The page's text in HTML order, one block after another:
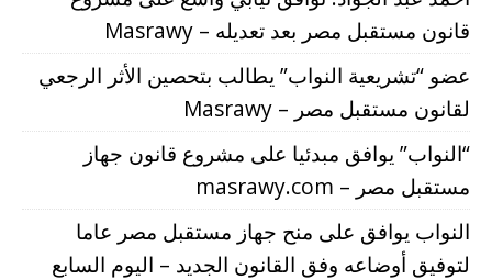
قانون مستقبل مصر بعد تعديله – Masrawy
عضو “تشريعية النواب” يطالب بتحصين الأثر الرجعي
لقانون مستقبل مصر – Masrawy
“النواب” يوافق مبدئيا على مشروع قانون جهاز
مستقبل مصر – masrawy.com
النواب يوافق على منح جهاز مستقبل مصر عاما
لتوفيق أوضاعه وفق القانون الجديد – اليوم السابع